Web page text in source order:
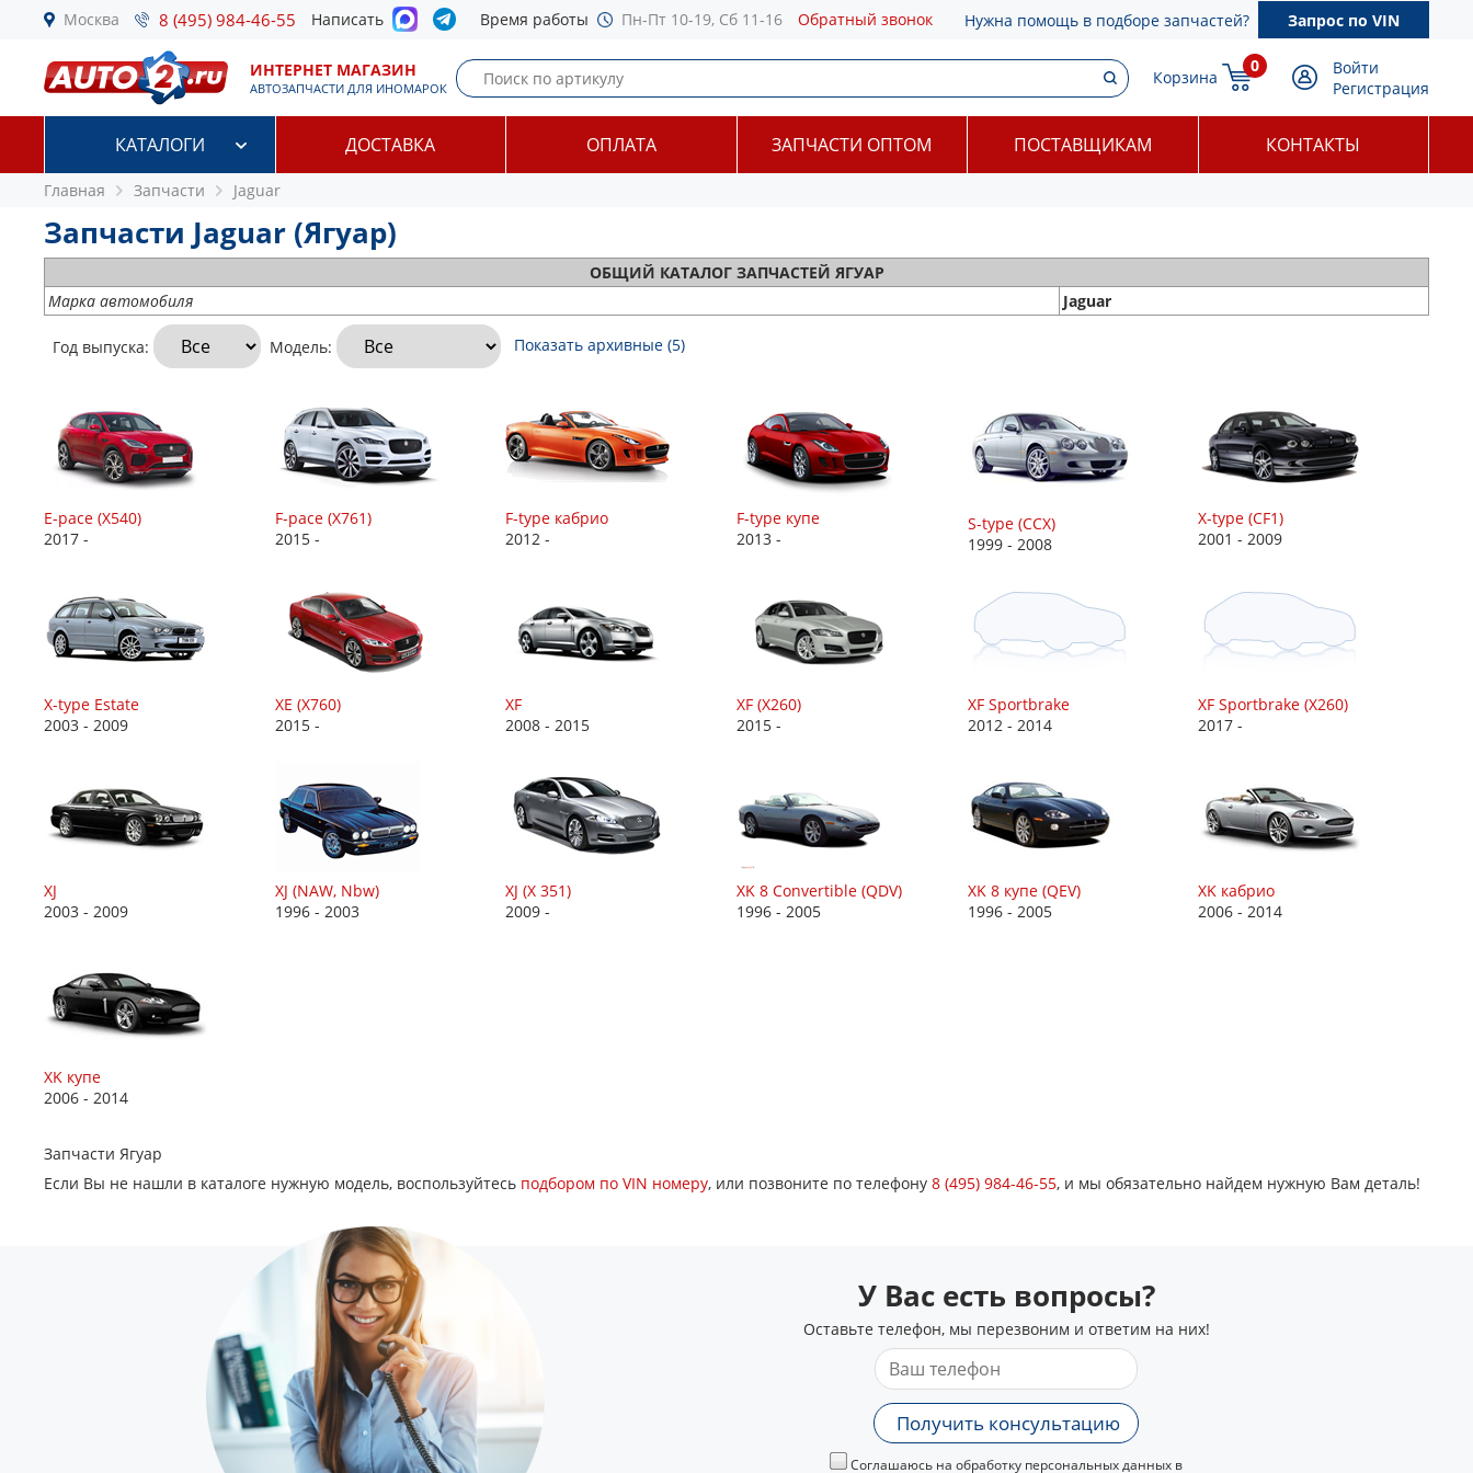
Москва 8 (495) 984-46-55 Написать Время работы Пн-Пт 10-19, Сб 11-16 Обратный звонок Нужна помощь в подборе запчастей? Запрос по VIN
ИНТЕРНЕТ МАГАЗИН
АВТОЗАПЧАСТИ ДЛЯ ИНОМАРОК
Корзина
0
Войти
Регистрация
КАТАЛОГИ ДОСТАВКА ОПЛАТА ЗАПЧАСТИ ОПТОМ ПОСТАВЩИКАМ КОНТАКТЫ
Главная Запчасти Jaguar
Запчасти Jaguar (Ягуар)
ОБЩИЙ КАТАЛОГ ЗАПЧАСТЕЙ ЯГУАР
Марка автомобиля
Jaguar
Год выпуска: Модель: Показать архивные (5)
E-pace (X540)
2017 -
F-pace (X761)
2015 -
F-type кабрио
2012 -
F-type купе
2013 -
S-type (CCX)
1999 - 2008
X-type (CF1)
2001 - 2009
X-type Estate
2003 - 2009
XE (X760)
2015 -
XF
2008 - 2015
XF (X260)
2015 -
XF Sportbrake
2012 - 2014
XF Sportbrake (X260)
2017 -
XJ
2003 - 2009
XJ (NAW, Nbw)
1996 - 2003
XJ (X 351)
2009 -
XK 8 Convertible (QDV)
1996 - 2005
XK 8 купе (QEV)
1996 - 2005
XK кабрио
2006 - 2014
XK купе
2006 - 2014
Запчасти Ягуар
Если Вы не нашли в каталоге нужную модель, воспользуйтесь подбором по VIN номеру, или позвоните по телефону 8 (495) 984-46-55, и мы обязательно найдем нужную Вам деталь!
У Вас есть вопросы?
Оставьте телефон, мы перезвоним и ответим на них!
Получить консультацию
Соглашаюсь на обработку персональных данных в